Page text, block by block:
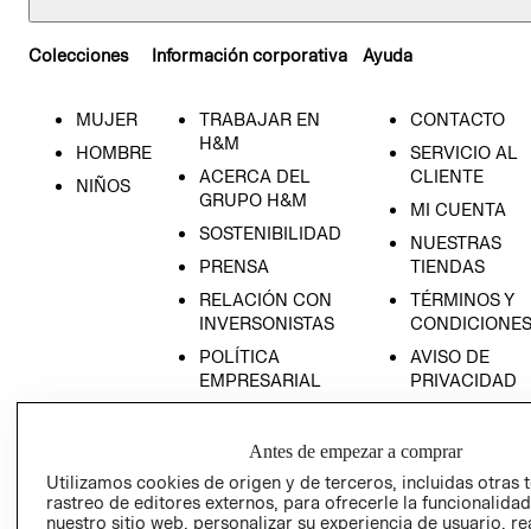
Colecciones
MUJER
HOMBRE
NIÑOS
Información corporativa
TRABAJAR EN
H&M
ACERCA DEL
GRUPO H&M
SOSTENIBILIDAD
PRENSA
RELACIÓN CON
INVERSONISTAS
POLÍTICA
EMPRESARIAL
Ayuda
CONTACTO
SERVICIO AL
CLIENTE
MI CUENTA
NUESTRAS
TIENDAS
TÉRMINOS Y
CONDICIONES
AVISO DE
PRIVACIDAD
AVISO DE
LIBRO DE
Antes de empezar a comprar
Utilizamos cookies de origen y de terceros, incluidas otras
rastreo de editores externos, para ofrecerle la
nuestro sitio web, personalizar su experiencia de usuario,